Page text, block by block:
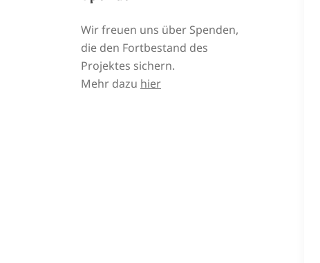
Wir freuen uns über Spenden,
die den Fortbestand des
Projektes sichern.
Mehr dazu hier